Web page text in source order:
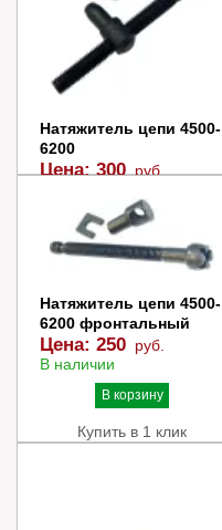
Натяжитель цепи 4500-
6200
Цена:300 руб.
В корзину
Купить в 1 клик
Натяжитель цепи 4500-
6200 фронтальный
Цена: 250 руб.
В наличии
В корзину
Купить в 1 клик